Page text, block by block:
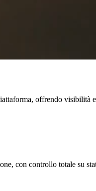
offrendo
con controllo totale su